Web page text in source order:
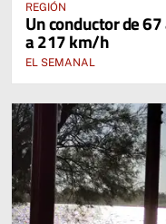
REGIÓN
Un conductor de
a 217 km/h
EL SEMANAL